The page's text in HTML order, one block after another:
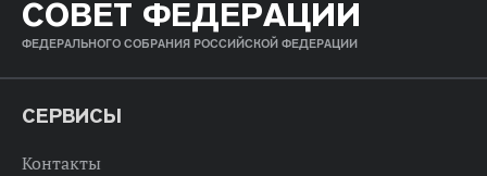
СОВЕТ ФЕДЕРАЦИИ
ФЕДЕРАЛЬНОГО СОБРАНИЯ РОССИЙСКОЙ ФЕДЕРАЦИИ
СЕРВИСЫ
Контакты